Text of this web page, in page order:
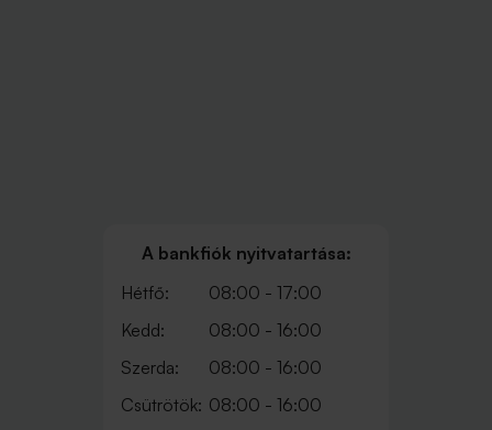
A bankfiók nyitvatartása:
Hétfő:
08:00 - 17:00
Kedd:
08:00 - 16:00
Szerda:
08:00 - 16:00
Csütrötök: 08:00 - 16:00